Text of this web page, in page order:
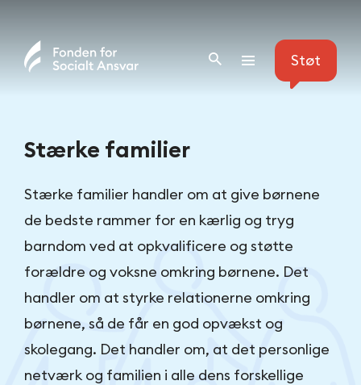
content
Støt
Stærke familier
Stærke familier handler om at give børnene
de bedste rammer for en kærlig og tryg
barndom ved at opkvalificere og støtte
forældre og voksne omkring børnene. Det
handler om at styrke relationerne omkring
børnene, så de får en god opvækst og
skolegang. Det handler om, at det personlige
netværk og familien i alle dens forskellige